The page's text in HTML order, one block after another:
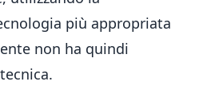
più appropriata
non ha quindi